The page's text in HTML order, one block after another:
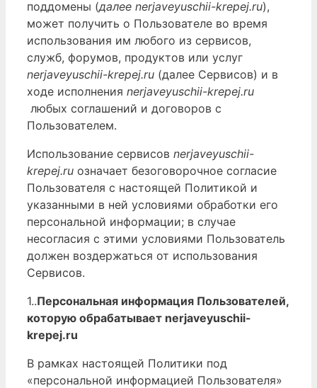
поддомены (далее nerjaveyuschii-krepej.ru),
может получить о Пользователе во время
использования им любого из сервисов,
служб, форумов, продуктов или услуг
nerjaveyuschii-krepej.ru (далее Сервисов) и в
ходе исполнения nerjaveyuschii-krepej.ru
любых соглашений и договоров с
Пользователем.
Использование сервисов nerjaveyuschii-
krepej.ru означает безоговорочное согласие
Пользователя с настоящей Политикой и
указанными в ней условиями обработки его
персональной информации; в случае
несогласия с этими условиями Пользователь
должен воздержаться от использования
Сервисов.
1..Персональная информация Пользователей,
которую обрабатывает nerjaveyuschii-
krepej.ru
В рамках настоящей Политики под
«персональной информацией Пользователя»